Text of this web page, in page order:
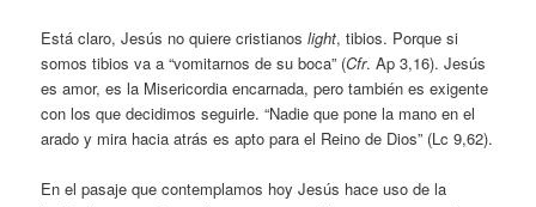
Está claro, Jesús no quiere cristianoslight, tibios. Porque si
somos tibios va a “vomitarnos de su boca” (Cfr. Ap 3,16). Jesús
es amor, es la Misericordia encarnada, pero también es exigente
con los que decidimos seguirle. “Nadie que pone la mano en el
arado y mira hacia atrás es apto para el Reino de Dios” (Lc 9,62).
En el pasaje que contemplamos hoy Jesús hace uso de la